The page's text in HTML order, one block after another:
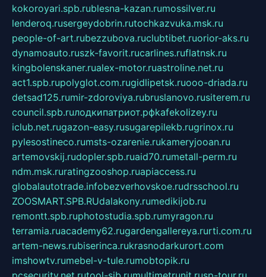
kokoroyari.spb.rublesna-kazan.rumossilver.ru
lenderoq.rusergeydobrin.rutochkazvuka.msk.ru
people-of-art.rubezzubova.ruclubtibet.ruorior-aks.ru
dynamoauto.ruszk-favorit.rucarlines.ruflatnsk.ru
kingbolenskaner.rualex-motor.ruastroline.net.ru
act1.spb.rupolyglot.com.rugidlipetsk.ruooo-driada.ru
detsad125.rumir-zdoroviya.rubruslanovo.rusiterem.ru
council.spb.ruлодкипатриот.рфkafekolizey.ru
iclub.net.rugazon-easy.rusugarepilekb.rugrinox.ru
pylesostineco.rumsts-ozarenie.rukameryjooan.ru
artemovskij.rudopler.spb.ruaid70.rumetall-perm.ru
ndm.msk.ruratingzooshop.ruapiaccess.ru
globalautotrade.infobezverhovskoe.rudrsschool.ru
ZOOSMART.SPB.RUdalakony.rumedikijob.ru
remontt.spb.ruphotostudia.spb.rumyragon.ru
terramia.ruacademy62.rugardengallereya.rurti.com.ru
artem-news.rubiserinca.rukrasnodarkurort.com
imshowtv.rumebel-v-tule.rumobtopik.ru